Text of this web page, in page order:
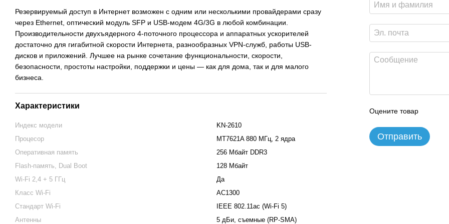
Резервируемый доступ в Интернет возможен с одним или несколькими провайдерами сразу
через Ethernet, оптический модуль SFP и USB-модем 4G/3G в любой комбинации.
Производительности двухъядерного 4-поточного процессора и аппаратных ускорителей
достаточно для гигабитной скорости Интернета, разнообразных VPN-служб, работы USB-
дисков и приложений. Лучшее на рынке сочетание функциональности, скорости,
безопасности, простоты настройки, поддержки и цены — как для дома, так и для малого
бизнеса.
Характеристики
Индекс модели
KN-2610
Процесор
MT7621A 880 МГц, 2 ядра
Оперативная память
256 Мбайт DDR3
Flash-память, Dual Boot
128 Мбайт
Wi-Fi 2,4 + 5 ГГц
Да
Класс Wi-Fi
AC1300
Стандарт Wi-Fi
IEEE 802.11ac (Wi-Fi 5)
Антенны
5 дБи, съемные (RP-SMA)
Оцените товар
Отправить